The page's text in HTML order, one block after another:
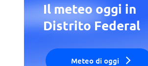
Il meteo oggi in
Distrito Federal
Meteo di oggi